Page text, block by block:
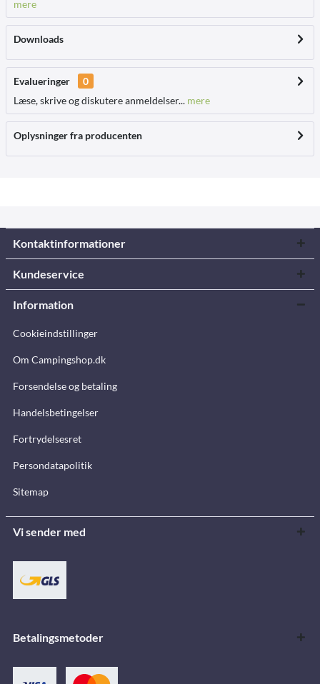
mere
Downloads
Evalueringer
0
Læse, skrive og diskutere anmeldelser... mere
Oplysninger fra producenten
Kontaktinformationer
Kundeservice
Information
Cookieindstillinger
Om Campingshop.dk
Forsendelse og betaling
Handelsbetingelser
Fortrydelsesret
Persondatapolitik
Sitemap
Vi sender med
Betalingsmetoder